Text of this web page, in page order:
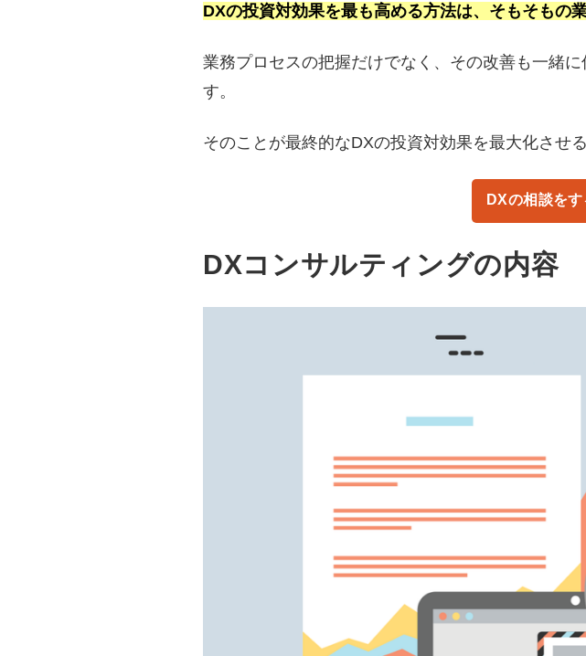
DXの投資対効果を最も高める方法は、そもそもの
業務プロセスの把握だけでなく、その改善も一緒
す。
そのことが最終的なDXの投資対効果を最大化させ
DXの相談をす
DXコンサルティングの内容